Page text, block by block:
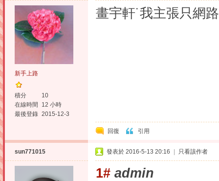
新手上路
積分
10
在線時間
12 小時
最後登錄 2015-12-3
畫宇軒˙我主張只網
回復 引用
sun771015 發表於 2016-5-13 20:16 只看該作者
1# admin